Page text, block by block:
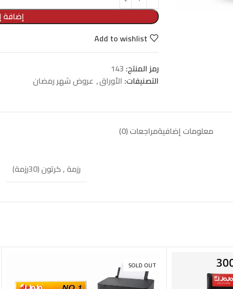
إضافة
Add to wishlist
رمز المنتج: 143
التصنيفات: الأوراق, عروض شهر رمضان
معلومات إضافيةمراجعات (0)
رزمة,كرتون (30رزمة)
SOLD OUT